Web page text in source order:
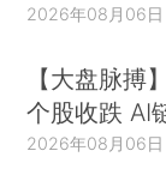
2026年08月06日
【大盘脉搏
个股收跌 AI
2026年08月06日